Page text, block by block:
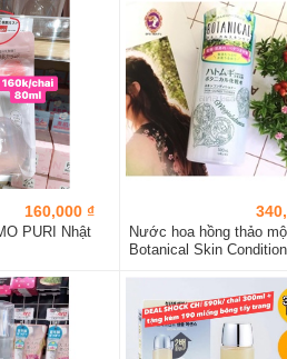
160,000 ₫
PURI Nhật
Nước hoa hồng thảo
Botanical Skin